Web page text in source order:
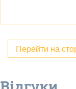
Перейти на